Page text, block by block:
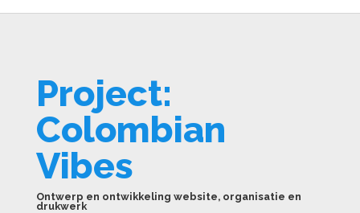
Project:
Colombian
Vibes
Ontwerp en ontwikkeling website, organisatie en
drukwerk